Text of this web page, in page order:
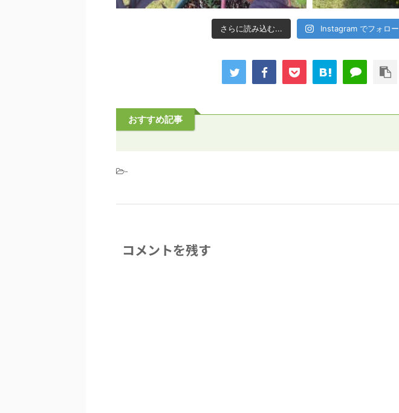
さらに読み込む... Instagram でフォロー
おすすめ記事
-
コメントを残す